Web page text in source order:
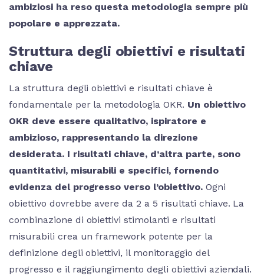
ambiziosi ha reso questa metodologia sempre più
popolare e apprezzata.
Struttura degli obiettivi e risultati
chiave
La struttura degli obiettivi e risultati chiave è
fondamentale per la metodologia OKR. Un obiettivo
OKR deve essere qualitativo, ispiratore e
ambizioso, rappresentando la direzione
desiderata. I risultati chiave, d’altra parte, sono
quantitativi, misurabili e specifici, fornendo
evidenza del progresso verso l’obiettivo.Ogni
obiettivo dovrebbe avere da 2 a 5 risultati chiave. La
combinazione di obiettivi stimolanti e risultati
misurabili crea un framework potente per la
definizione degli obiettivi, il monitoraggio del
progresso e il raggiungimento degli obiettivi aziendali.